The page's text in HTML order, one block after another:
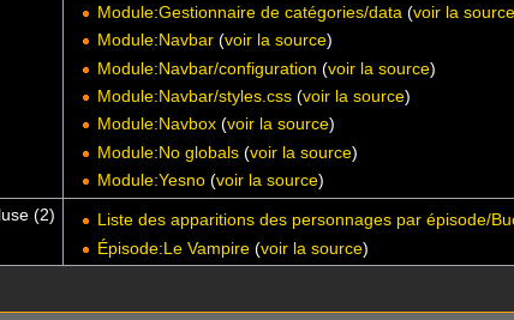
Module:Gestionnaire de catégories/data (voir la source
Module:Navbar(voir la source)
Module:Navbar/configuration (voir la source)
Module:Navbar/styles.css(voir la source)
Module:Navbox(voir la source)
Module:No globals(voir la source)
Module:Yesno(voir la source)
(2)
Liste des apparitions des personnages par épisode/
Épisode:Le Vampire(voir la source)